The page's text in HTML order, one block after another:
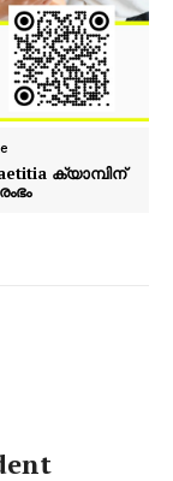
ക്യാമ്പിന്